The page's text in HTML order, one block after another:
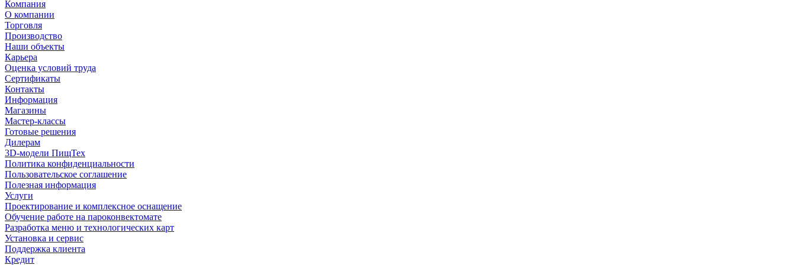
Компания
О компании
Торговля
Производство
Наши объекты
Карьера
Оценка условий труда
Сертификаты
Контакты
Информация
Магазины
Мастер-классы
Готовые решения
Дилерам
3D-модели ПищТех
Политика конфиденциальности
Пользовательское соглашение
Полезная информация
Услуги
Проектирование и комплексное оснащение
Обучение работе на пароконвектомате
Разработка меню и технологических карт
Установка и сервис
Поддержка клиента
Кредит